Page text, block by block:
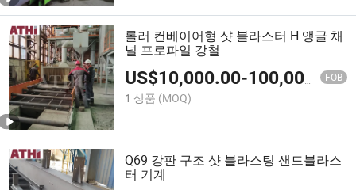
롤러 컨베이어형 샷 블라스터 H 앵글 채
널 프로파일 강철
US$10,000.00-100,000.00 FOB
1 상품 (MOQ)
Q69 강판 구조 샷 블라스팅 샌드블라스
터 기계